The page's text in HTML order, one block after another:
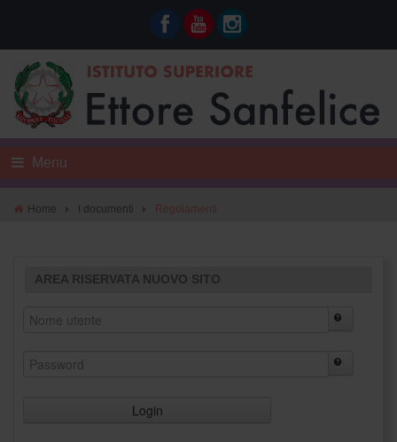
Menu
Home I documenti Regolamenti
AREA RISERVATA NUOVO SITO
Login